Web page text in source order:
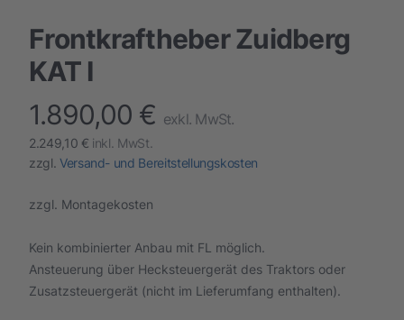
Frontkraftheber Zuidberg
KAT I
finalProduct information
1.890,00 € exkl. MwSt.
2.249,10 € inkl. MwSt.
zzgl. Versand- und Bereitstellungskosten
zzgl. Montagekosten
Kein kombinierter Anbau mit FL möglich.
Ansteuerung über Hecksteuergerät des Traktors oder
Zusatzsteuergerät (nicht im Lieferumfang enthalten).